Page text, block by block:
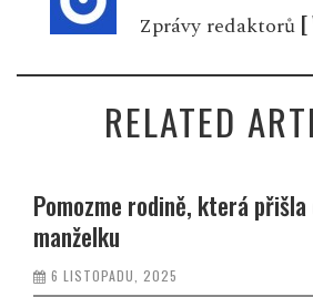
Zprávy redaktorů [
RELATED
Pomozme rodině, která přišla
manželku
6 LISTOPADU, 2025